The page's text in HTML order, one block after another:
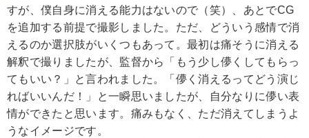
すが、僕自身に消える能力はないので（笑）、あとでCG
を追加する前提で撮影しました。ただ、どういう感情で消
えるのか選択肢がいくつもあって。最初は痛そうに消える
解釈で撮りましたが、監督から「もう少し儚くしてもらっ
てもいい？」と言われました。「儚く消えるってどう演じ
ればいいんだ！」と一瞬思いましたが、自分なりに儚い表
情ができたと思います。痛みもなく、ただ消えてしまうよ
うなイメージです。